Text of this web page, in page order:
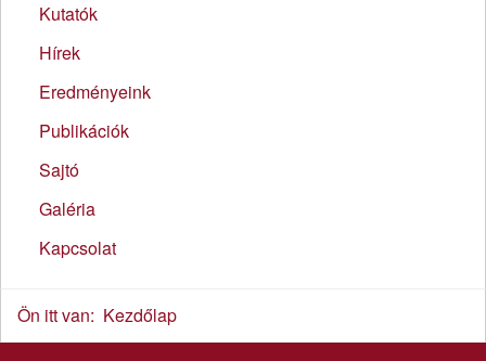
Kutatók
Hírek
Eredményeink
Publikációk
Sajtó
Galéria
Kapcsolat
Ön itt van: Kezdőlap